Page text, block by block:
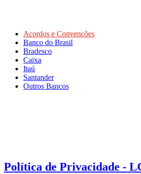
Acordos e Convenções
Banco do Brasil
Bradesco
Caixa
Itaú
Santander
Outros Bancos
Política de Privacidade -